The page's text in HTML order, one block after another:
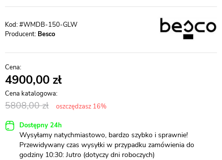
#WMDB-150-GLW
Producent: Besco
4900,00
5808,00 oszczędzasz 16%
Dostępny 24h
Wysyłamy natychmiastowo, bardzo szybko i sprawnie!
Przewidywany czas wysyłki w przypadku zamówienia do
godziny 10:30: Jutro (dotyczy dni roboczych)